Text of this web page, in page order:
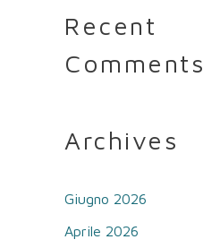
Recent
Comments
Archives
Giugno 2026
Aprile 2026